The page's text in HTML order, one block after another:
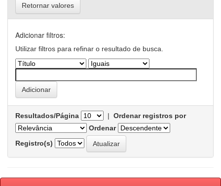
Retornar valores
Adicionar filtros:
Utilizar filtros para refinar o resultado de busca.
Resultados/Página | Ordenar registros por
Ordenar
Registro(s)